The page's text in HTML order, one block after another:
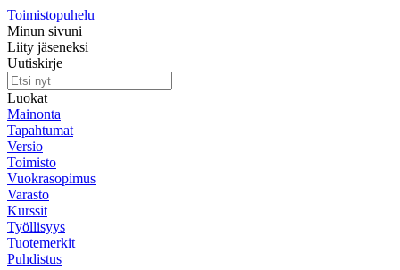
Toimistopuhelu
Minun sivuni
Liity jäseneksi
Uutiskirje
Luokat
Mainonta
Tapahtumat
Versio
Toimisto
Vuokrasopimus
Varasto
Kurssit
Työllisyys
Tuotemerkit
Puhdistus